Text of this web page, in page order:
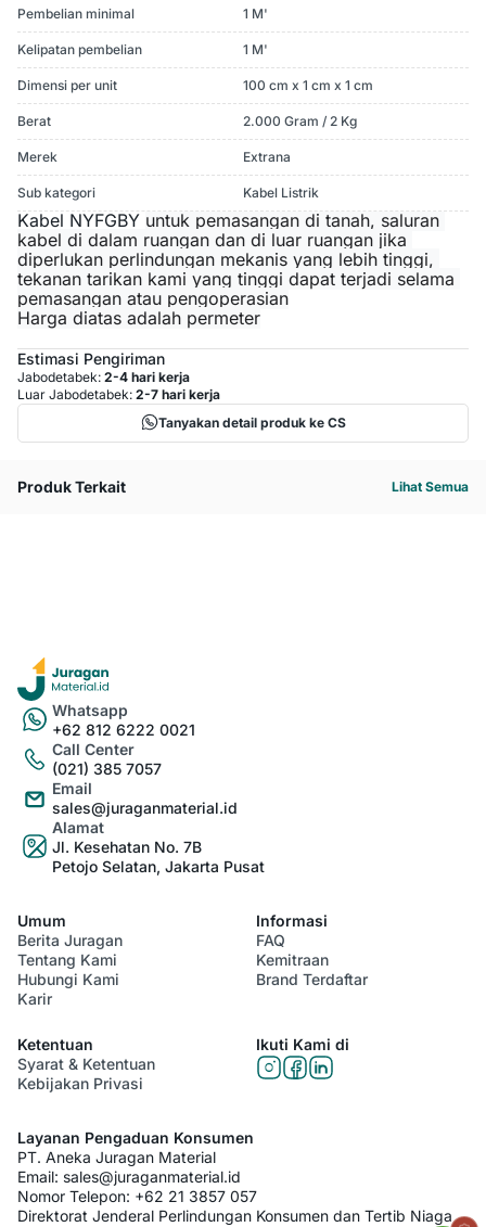
Pembelian minimal 1 M'
Kelipatan pembelian 1 M'
Dimensi per unit 100 cm x 1 cm x 1 cm
Berat 2.000 Gram / 2 Kg
Merek Extrana
Sub kategori Kabel Listrik
Kabel NYFGBY untuk pemasangan di tanah, saluran
kabel di dalam ruangan dan di luar ruangan jika
diperlukan perlindungan mekanis yang lebih tinggi,
tekanan tarikan kami yang tinggi dapat terjadi selama
pemasangan atau pengoperasian
Harga diatas adalah permeter
Estimasi Pengiriman
Jabodetabek: 2-4 hari kerja
Luar Jabodetabek: 2-7 hari kerja
Tanyakan detail produk ke CS
Produk Terkait Lihat Semua
Whatsapp
+62 812 6222 0021
Call Center
(021) 385 7057
Email
sales@juraganmaterial.id
Alamat
Jl. Kesehatan No. 7B
Petojo Selatan, Jakarta Pusat
Umum
Berita Juragan
Tentang Kami
Hubungi Kami
Karir
Informasi
FAQ
Kemitraan
Brand Terdaftar
Ketentuan
Syarat & Ketentuan
Kebijakan Privasi
Ikuti Kami di
Layanan Pengaduan Konsumen
PT. Aneka Juragan Material
Email: sales@juraganmaterial.id
Nomor Telepon: +62 21 3857 057
Direktorat Jenderal Perlindungan Konsumen dan Tertib Niaga